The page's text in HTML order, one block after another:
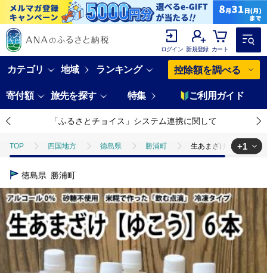
ログイン 新規登録 カート
カテゴリ 地域 ランキング 控除額を調べる
寄付額 旅先を探す 特集 ご利用ガイド
「ふるさとチョイス」システム連携に関して
TOP 四国地方 徳島県 勝浦町 生あまざけ（ゆこう）
TOP
+1
徳島県 勝浦町